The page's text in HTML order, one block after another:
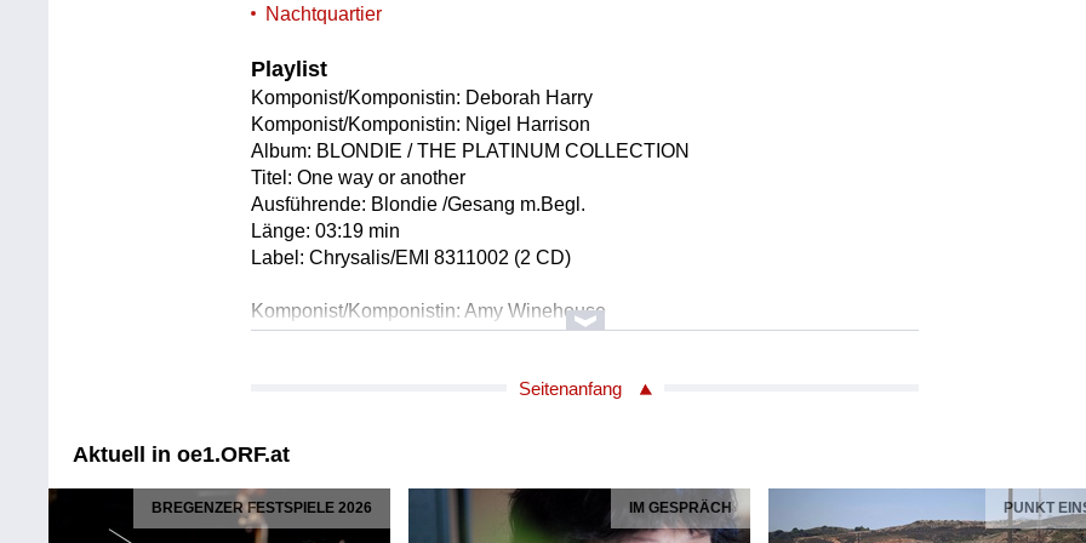
Nachtquartier
Playlist
Komponist/Komponistin: Deborah Harry
Komponist/Komponistin: Nigel Harrison
Album: BLONDIE / THE PLATINUM COLLECTION
Titel: One way or another
Ausführende: Blondie /Gesang m.Begl.
Länge: 03:19 min
Label: Chrysalis/EMI 8311002 (2 CD)
Komponist/Komponistin: Amy Winehouse
Komponist/Komponistin: Nickolas Ashford
Album: LIONESS: HIDDEN TREASURES
Untertitel: AMY WINEHOUSE - THE ALBUM COLLECTION
Länge: 03:03 min
Label: Universal/Island 3713676/27903
Seitenanfang
Aktuell in oe1.ORF.at
BREGENZER FESTSPIELE 2026 IM GESPRÄCH PUNKT